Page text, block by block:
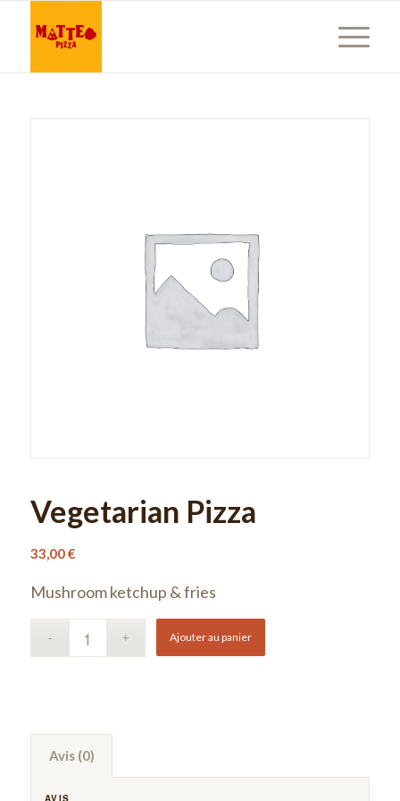
Vegetarian Pizza
33,00€
Mushroom ketchup & fries
Ajouter au panier
Avis (0)